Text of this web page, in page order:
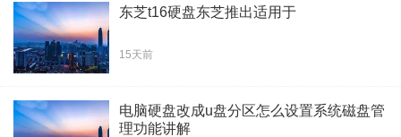
东芝t16硬盘东芝推出适用于
15天前
电脑硬盘改成u盘分区怎么设置系统磁盘管
理功能讲解